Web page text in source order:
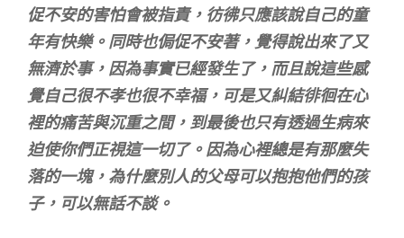
促不安的害怕會被指責，彷彿只應該說自己的童
年有快樂。同時也侷促不安著，覺得說出來了又
無濟於事，因為事實已經發生了，而且說這些感
覺自己很不孝也很不幸福，可是又糾結徘徊在心
裡的痛苦與沉重之間，到最後也只有透過生病來
迫使你們正視這一切了。因為心裡總是有那麼失
落的一塊，為什麼別人的父母可以抱抱他們的孩
子，可以無話不談。